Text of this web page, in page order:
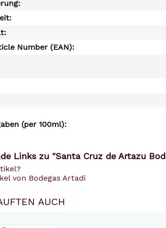
Number (EAN):
(per 100ml):
Links zu "Santa Cruz de Artazu
von Bodegas Artadi
AUCH